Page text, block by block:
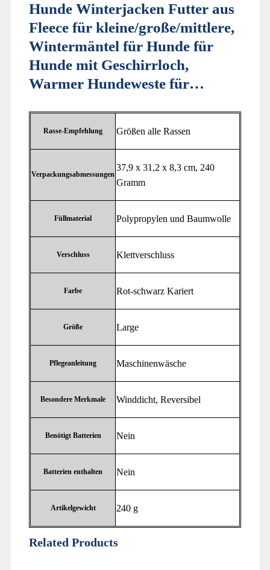
Hunde Winterjacken Futter aus
Fleece für kleine/große/mittlere,
Wintermäntel für Hunde für
Hunde mit Geschirrloch,
Warmer Hundeweste für…
Rasse-Empfehlung ‎Größen alle Rassen
Verpackungsabmessungen
‎37,9 x 31,2 x 8,3 cm, 240
Gramm
Füllmaterial ‎Polypropylen und Baumwolle
Verschluss ‎Klettverschluss
Farbe ‎Rot-schwarz Kariert
Größe ‎Large
Pflegeanleitung ‎Maschinenwäsche
Besondere Merkmale ‎Winddicht, Reversibel
Benötigt Batterien ‎Nein
Batterien enthalten ‎Nein
Artikelgewicht ‎240 g
Related Products